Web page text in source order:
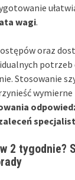
wagi.
oraz
potrzeb
Stosowanie
2 tygodnie?